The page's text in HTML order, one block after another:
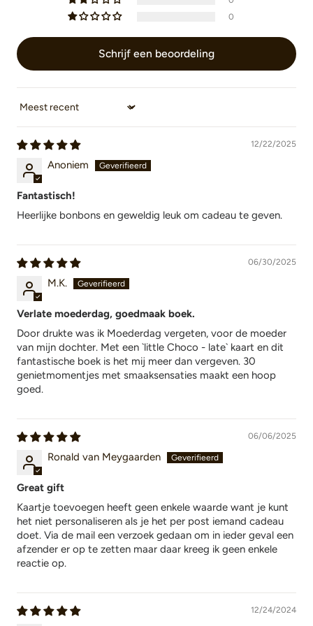
0
Schrijf een beoordeling
Sort by
12/22/2025
Anoniem
Fantastisch!
Heerlijke bonbons en geweldig leuk om cadeau te geven.
06/30/2025
M.K.
Verlate moederdag, goedmaak boek.
Door drukte was ik Moederdag vergeten, voor de moeder
van mijn dochter. Met een `little Choco - late` kaart en dit
fantastische boek is het mij meer dan vergeven. 30
genietmomentjes met smaaksensaties maakt een hoop
goed.
06/06/2025
Ronald van Meygaarden
Great gift
Kaartje toevoegen heeft geen enkele waarde want je kunt
het niet personaliseren als je het per post iemand cadeau
doet. Via de mail een verzoek gedaan om in ieder geval een
afzender er op te zetten maar daar kreeg ik geen enkele
reactie op.
12/24/2024